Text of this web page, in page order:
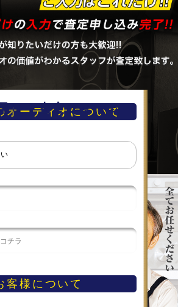
い！査定フォーム
オーディオについて
客様について